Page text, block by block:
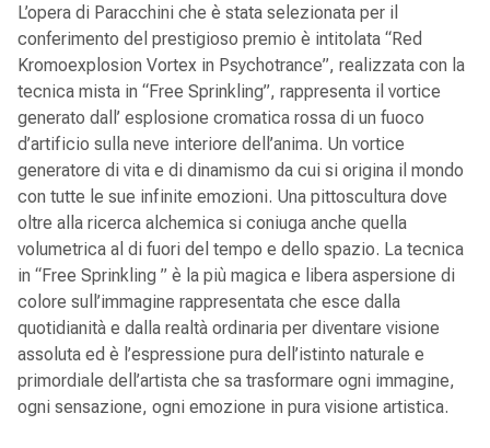
L’opera di Paracchini che è stata selezionata per il
conferimento del prestigioso premio è intitolata “Red
Kromoexplosion Vortex in Psychotrance”, realizzata con la
tecnica mista in “Free Sprinkling”, rappresenta il vortice
generato dall’ esplosione cromatica rossa di un fuoco
d’artificio sulla neve interiore dell’anima. Un vortice
generatore di vita e di dinamismo da cui si origina il mondo
con tutte le sue infinite emozioni. Una pittoscultura dove
oltre alla ricerca alchemica si coniuga anche quella
volumetrica al di fuori del tempo e dello spazio. La tecnica
in “Free Sprinkling ” è la più magica e libera aspersione di
colore sull’immagine rappresentata che esce dalla
quotidianità e dalla realtà ordinaria per diventare visione
assoluta ed è l’espressione pura dell’istinto naturale e
primordiale dell’artista che sa trasformare ogni immagine,
ogni sensazione, ogni emozione in pura visione artistica.